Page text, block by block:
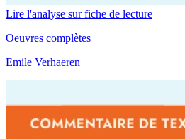
Lire l'analyse sur fiche de lecture
Oeuvres complètes
Emile Verhaeren